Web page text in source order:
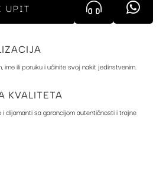
UPIT
ime ili poruku i učinite svoj nakit jedinstvenim.
KVALITETA
dijamanti sa garancijom autentičnosti i trajne